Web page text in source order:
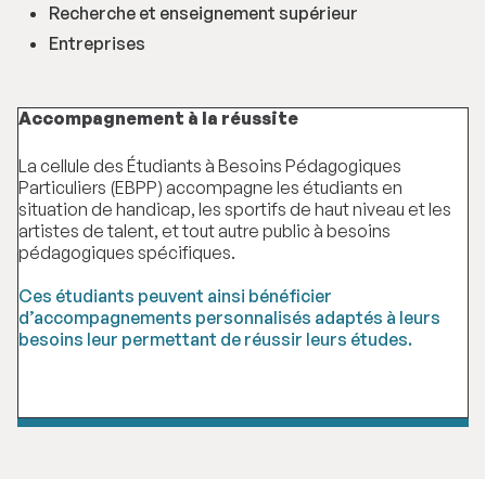
Recherche et enseignement supérieur
Entreprises
Accompagnement à la réussite
La cellule des Étudiants à Besoins Pédagogiques
Particuliers (EBPP) accompagne les étudiants en
situation de handicap, les sportifs de haut niveau et les
artistes de talent, et tout autre public à besoins
pédagogiques spécifiques.
Ces étudiants peuvent ainsi bénéficier
d’accompagnements personnalisés adaptés à leurs
besoins leur permettant de réussir leurs études.